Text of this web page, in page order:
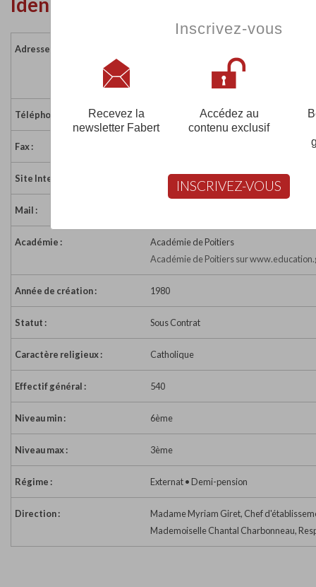
Adresse :
Téléphone : 05 49 74 46 20
Fax :
Site Internet : https://clgnotredame.fr/
Mail :
Académie :
Académie de Poitiers
Académie de Poitiers sur
Année de création : 1980
Statut : Sous Contrat
Caractère religieux : Catholique
Effectif général : 540
Niveau min : 6ème
Niveau max : 3ème
Régime : Externat • Demi-pension
Direction :
Madame Myriam Giret, Chef
Mademoiselle Chantal Charbonneau,
Inscrivez-vous
Recevez la
newsletter Fabert
Accédez au
contenu exclusif
INSCRIVEZ-VOUS